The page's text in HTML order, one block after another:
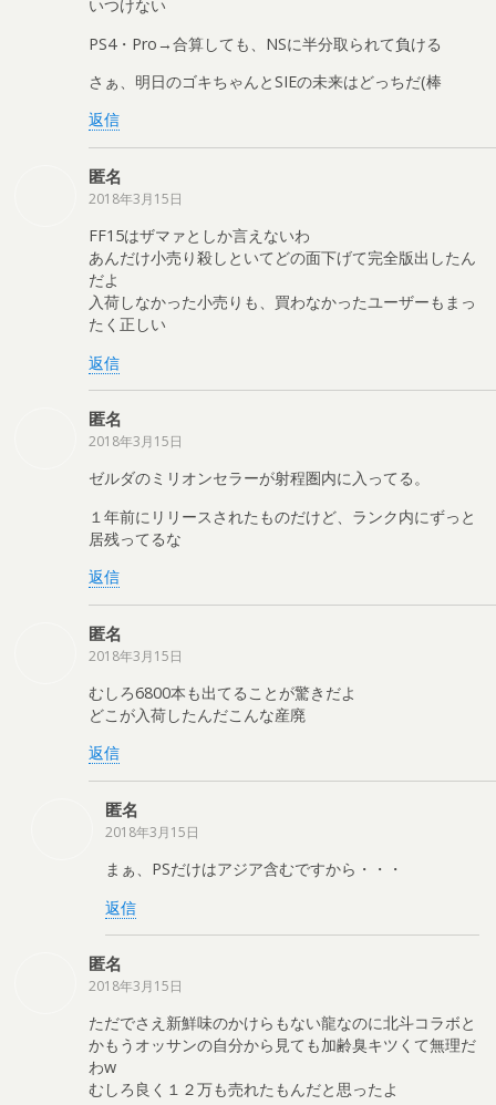
いつけない
PS4・Pro→合算しても、NSに半分取られて負ける
さぁ、明日のゴキちゃんとSIEの未来はどっちだ(棒
返信
匿名
2018年3月15日
FF15はザマァとしか言えないわ
あんだけ小売り殺しといてどの面下げて完全版出したん
だよ
入荷しなかった小売りも、買わなかったユーザーもまっ
たく正しい
返信
匿名
2018年3月15日
ゼルダのミリオンセラーが射程圏内に入ってる。
１年前にリリースされたものだけど、ランク内にずっと
居残ってるな
返信
匿名
2018年3月15日
むしろ6800本も出てることが驚きだよ
どこが入荷したんだこんな産廃
返信
匿名
2018年3月15日
まぁ、PSだけはアジア含むですから・・・
返信
匿名
2018年3月15日
ただでさえ新鮮味のかけらもない龍なのに北斗コラボと
かもうオッサンの自分から見ても加齢臭キツくて無理だ
わw
むしろ良く１２万も売れたもんだと思ったよ